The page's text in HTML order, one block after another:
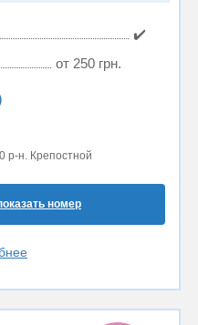
✔️
от 250 грн.
р-н. Крепостной
номер